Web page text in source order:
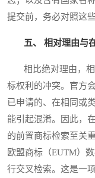
提交前，务必对照这
五、 相对理由与
相比绝对理由，相
标权利的冲突。官方
已申请的、在相同或
能引起混淆。因此，
的前置商标检索至关
欧盟商标（EUTM）
行交叉检索。这是一